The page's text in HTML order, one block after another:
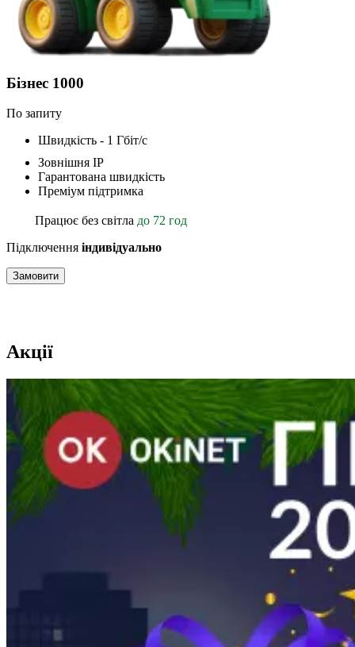
Бізнес 1000
По запиту
Швидкість - 1 Гбіт/с
Зовнішня ІР
Гарантована швидкість
Преміум підтримка
Працює без світла до 72 год
Підключення індивідуально
Замовити
Акції